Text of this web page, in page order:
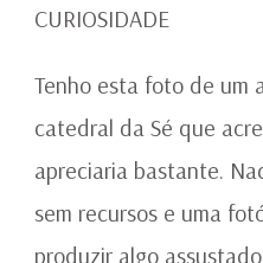
CURIOSIDADE
Tenho esta foto de um
catedral da Sé que
apreciaria bastante.
sem recursos e uma
produzir algo